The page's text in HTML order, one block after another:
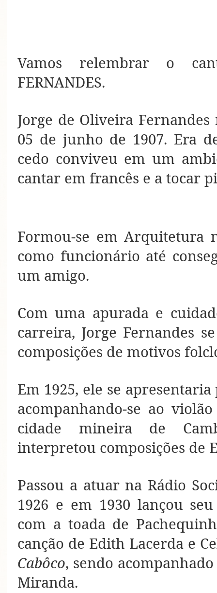
Vamos relembrar o
FERNANDES.
Jorge de Oliveira
05 de junho de 1907. Era
cedo conviveu em um
cantar em francês e a tocar
Formou-se em Arquitetura
como funcionário até
um amigo.
Com uma apurada e
carreira, Jorge Fernandes
composições de motivos
Em 1925, ele se
acompanhando-se ao
cidade mineira de
interpretou composições de
Passou a atuar na Rádio
1926 e em 1930 lançou
com a toada de
canção de Edith Lacerda e
Cabôco, sendo
Miranda.